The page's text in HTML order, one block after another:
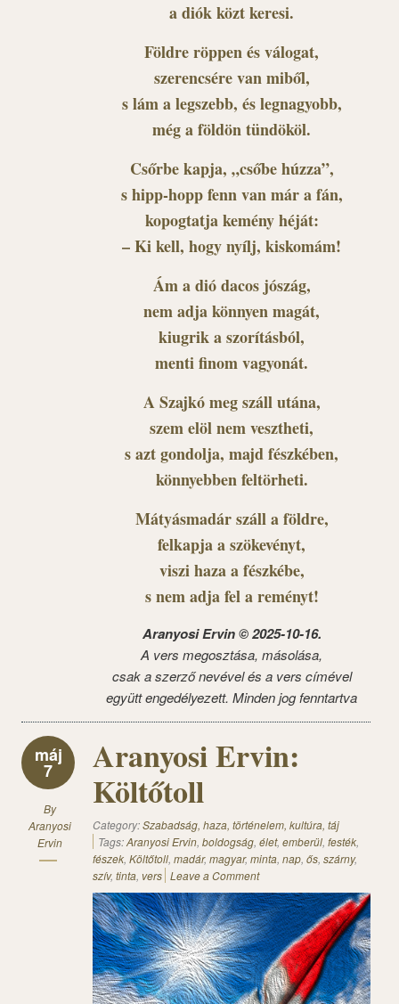
a diók közt keresi.
Földre röppen és válogat,
szerencsére van miből,
s lám a legszebb, és legnagyobb,
még a földön tündököl.
Csőrbe kapja, „csőbe húzza”,
s hipp-hopp fenn van már a fán,
kopogtatja kemény héját:
– Ki kell, hogy nyílj, kiskomám!
Ám a dió dacos jószág,
nem adja könnyen magát,
kiugrik a szorításból,
menti finom vagyonát.
A Szajkó meg száll utána,
szem elöl nem vesztheti,
s azt gondolja, majd fészkében,
könnyebben feltörheti.
Mátyásmadár száll a földre,
felkapja a szökevényt,
viszi haza a fészkébe,
s nem adja fel a reményt!
Aranyosi Ervin © 2025-10-16.
A vers megosztása, másolása,
csak a szerző nevével és a vers címével
együtt engedélyezett. Minden jog fenntartva
máj
7
By
Aranyosi
Ervin
Aranyosi Ervin:
Költőtoll
Category:Szabadság, haza, történelem, kultúra, táj
Tags:Aranyosi Ervin, boldogság, élet, emberül, festék,
fészek, Költőtoll, madár, magyar, minta, nap, ős, szárny,
szív, tinta, vers Leave a Comment